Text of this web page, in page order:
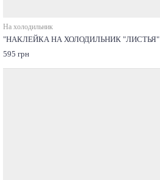
На холодильник
"НАКЛЕЙКА НА ХОЛОДИЛЬНИК "ЛИСТЬЯ"
595 грн